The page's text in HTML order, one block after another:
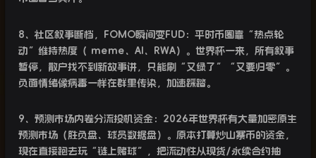
8 、社区叙事断档， FOMO瞬间变FUD：平时币圈靠“热点轮
动”维持热度（ meme 、 AI 、 RWA）。世界杯一来，所有叙事
暂停，散户找不到新故事讲，只能刷“又绿了”“又要归零”。
负面情绪像病毒一样在群里传染，加速踩踏。
9 、预测市场内卷分流投机资金： 2026年世界杯有大量加密原生
预测市场（胜负盘、球员数据盘）。原本打算炒山寨币的资金，
现在直接跑去玩“链上赌球”，把流动性从现货 /永续合约抽